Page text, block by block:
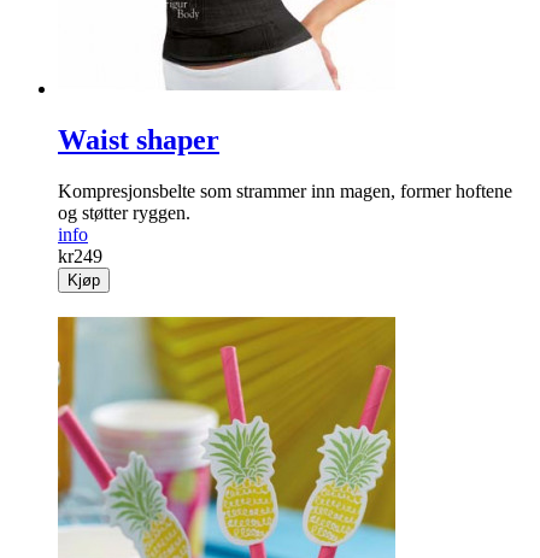
Waist shaper
Kompresjonsbelte som strammer inn magen, former hoftene
og støtter ryggen.
info
kr249
Kjøp